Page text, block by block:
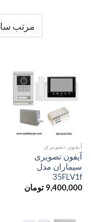
آیفون تصویری
آیفون تصویری
سیماران مدل
35FLV1f
9,400,000 تومان